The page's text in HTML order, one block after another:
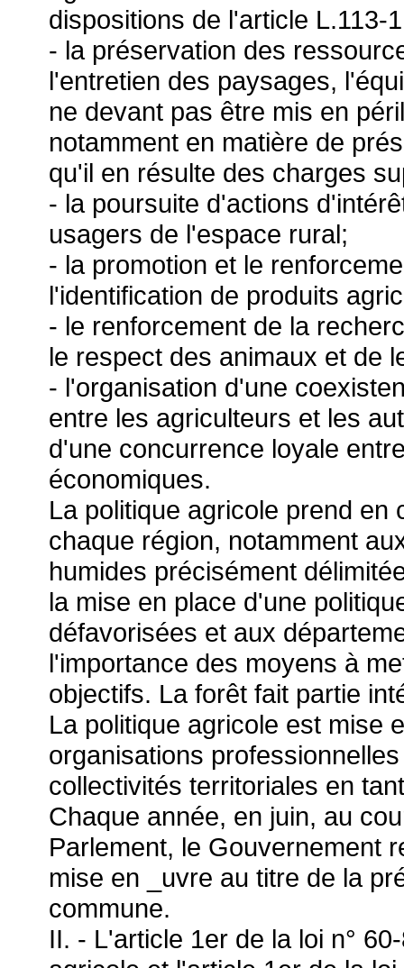
dispositions de l'article L.113-
- la préservation des
l'entretien des paysages,
ne devant pas être mis en
notamment en matière de
qu'il en résulte des charges
- la poursuite d'actions
usagers de l'espace rural;
- la promotion et le
l'identification de produits
- le renforcement de la
le respect des animaux et de
- l'organisation d'une
entre les agriculteurs et les
d'une concurrence loyale
économiques.
La politique agricole prend
chaque région, notamment
humides précisément
la mise en place d'une
défavorisées et aux
l'importance des moyens à
objectifs. La forêt fait partie
La politique agricole est mise
organisations
collectivités territoriales en
Chaque année, en juin, au
Parlement, le Gouvernement
mise en _uvre au titre de la
commune.
II. - L'article 1er de la loi n°